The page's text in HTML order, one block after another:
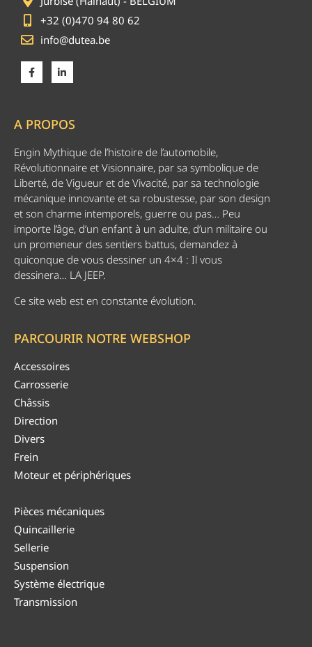
+32 (0)470 94 80 62
info@dutea.be
A PROPOS
Engin Mythique de l’histoire de l’automobile,
Révolutionnaire et Visionnaire, par sa symbolique de
Liberté, de Vigueur et de Vivacité, par sa technologie
mécanique innovante et sa robustesse, par son design
et son charme intemporels, guerre ou pas… Peu
importe l’âge, d’un enfant à un adulte, d’un militaire ou
un promeneur des sentiers battus, demandez à
quiconque de vous dessiner un 4×4 : Il vous
dessinera… LA JEEP.
Ce site web est en constante évolution.
PARCOURIR NOTRE WEBSHOP
Accessoires
Carrosserie
Châssis
Direction
Divers
Frein
Moteur et périphériques
Pièces mécaniques
Quincaillerie
Sellerie
Suspension
Système électrique
Transmission